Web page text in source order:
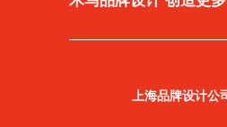
上海品牌设计公